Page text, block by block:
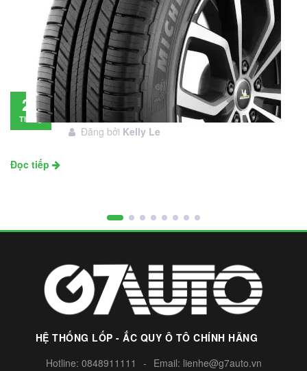
28
Tháng
Đánh giá lốp Michelin Primacy SUV: Đáng
đầu tư không?
Đăng bởi Kelly Le
Đọc tiếp
HỆ THỐNG LỐP - ẮC QUY Ô TÔ CHÍNH HÃNG
Hotline: 0848911111 - Email: lienhe@g7auto.vn